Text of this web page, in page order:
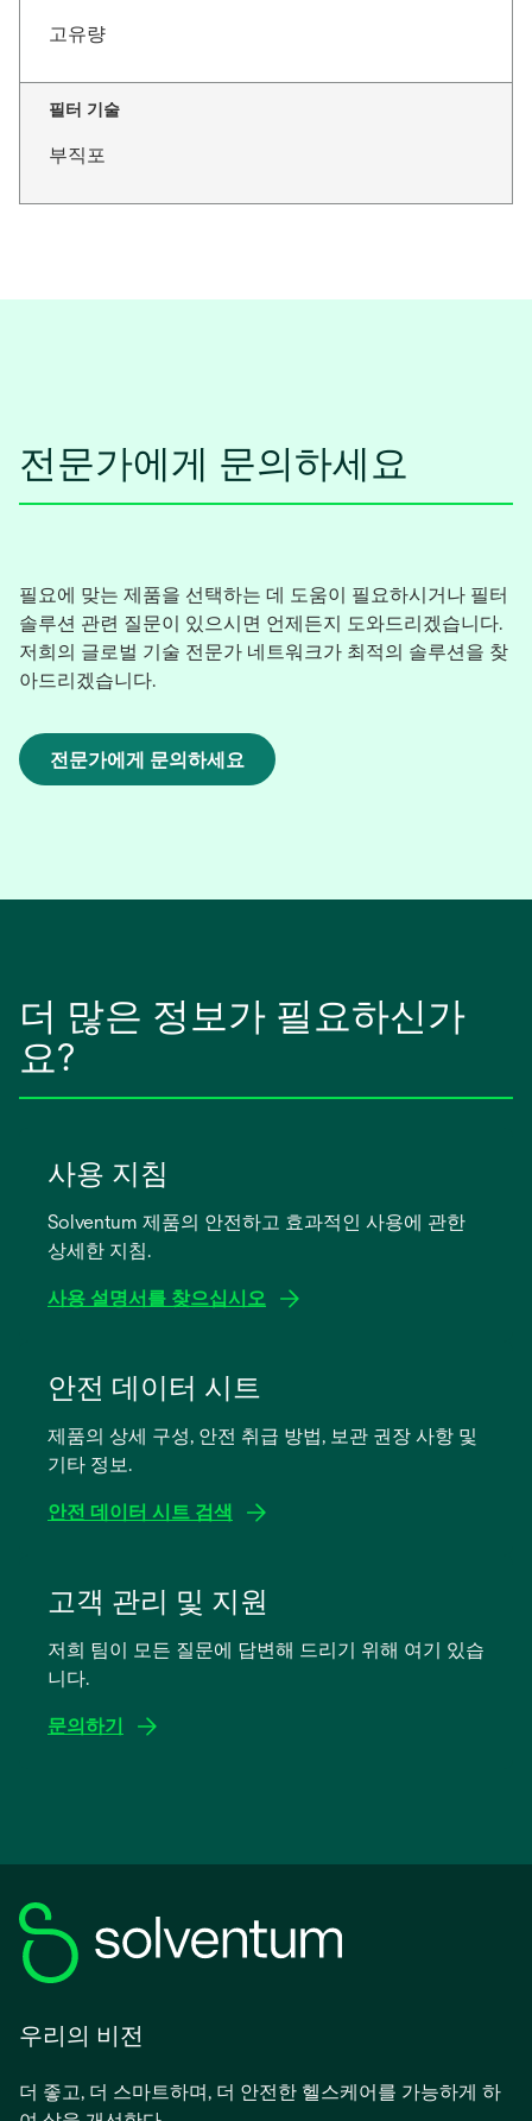
고유량
필터 기술
부직포
전문가에게 문의하세요
필요에 맞는 제품을 선택하는 데 도움이 필요하시거나 필터
솔루션 관련 질문이 있으시면 언제든지 도와드리겠습니다.
저희의 글로벌 기술 전문가 네트워크가 최적의 솔루션을 찾
아드리겠습니다.
전문가에게 문의하세요
새
더 많은 정보가 필요하신가
요?
사용 지침
Solventum 제품의 안전하고 효과적인 사용에 관한
상세한 지침.
사용 설명서를 찾으십시오
안전 데이터 시트
제품의 상세 구성, 안전 취급 방법, 보관 권장 사항 및
기타 정보.
안전 데이터 시트 검색
고객 관리 및 지원
저희 팀이 모든 질문에 답변해 드리기 위해 여기 있습
니다.
문의하기
우리의 비전
더 좋고, 더 스마트하며, 더 안전한 헬스케어를 가능하게 하